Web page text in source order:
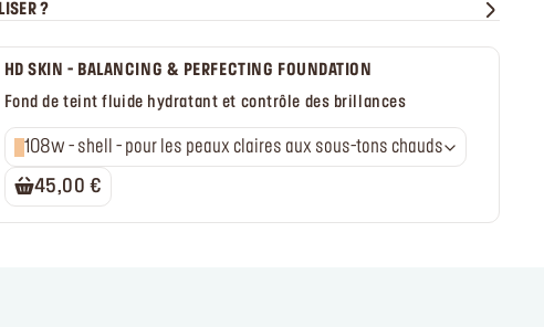
?
HD SKIN - BALANCING & PERFECTING FOUNDATION​
Fond de teint fluide hydratant et contrôle des brillances
108w - shell - pour les peaux claires aux sous-tons chauds
45,00 €